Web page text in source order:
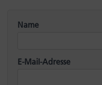
Name
E-Mail-Adresse